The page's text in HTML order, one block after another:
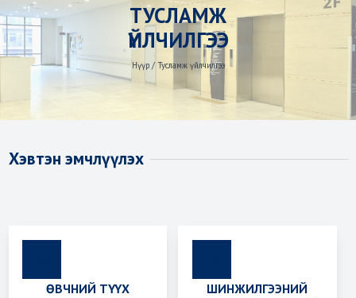
ТУСЛАМЖ
ҮЙЛЧИЛГЭЭ
Нүүр / Тусламж үйлчилгээ
Хэвтэн эмчлүүлэх
ӨВЧНИЙ ТҮҮХ
ШИНЖИЛГЭЭНИЙ